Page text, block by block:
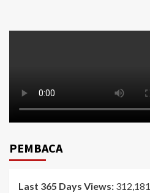
PEMBACA
Last 365 Days Views: 312,181